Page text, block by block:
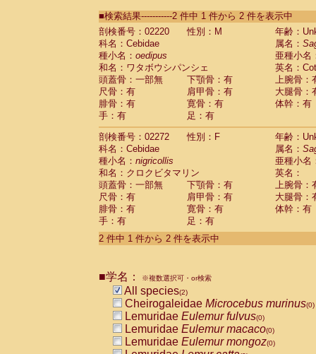
CebidaeSaguinus labiatus(0)
Cebidae Saguinus leucopus (0)
Cebidae
Cebidae
CebidaeSaguinus nigricollis (1)
Cebidae Saguinus oedipus
Cebidae Saguinus weddelli
Cebidae Saguinusspp.
Cebidae Aotus trivirgatus
Cebidae Cebus albifrons
Cebidae
CebidaeCebus capucinus
CebidaeCebus nigrivittatus
Cebidae Cebusspp.(0)
Cebidae Saimiri boliviensis
Cebidae Saimiri sciureus
Atelidae Alouatta caraya
AtelidaeAlouatta fusca
AtelidaeAlouatta seniculus
AtelidaeAteles belzebuth
AtelidaeAteles geoffroyi
AtelidaeAteles paniscus(0)
AtelidaeAtelesspp. (0)
AtelidaeLagothrix lagothricha
AtelidaeLagothrix lagothricha cana
PitheciidaeCacajao calvus
■検索結果-----------2 件中 1 件から 2 件を表示中
剖検番号：02220
性別：M
年齢：
科名：Cebidae
属名：
種小名： oedipus
亜種小名
和名：ワタボウシパンシェ
英名：
頭蓋骨：一部無
下顎骨：有
上腕骨：
尺骨：有
肩甲骨：有
大腿骨：
腓骨：有
寛骨：有
体幹：有
手：有
足：有
剖検番号：02272
性別：F
年齢：
科名：Cebidae
属名：
種小名： nigricollis
亜種小名
和名：クロクビタマリン
英名：
頭蓋骨：一部無
下顎骨：有
上腕骨：
尺骨：有
肩甲骨：有
大腿骨：
腓骨：有
寛骨：有
体幹：有
手：有
足：有
2 件中 1 件から 2 件を表示中
■学名： ※複数選択可・or検索
All species(2)
Cheirogaleidae Microcebus murinus(0)
Lemuridae Eulemur fulvus(0)
Lemuridae Eulemur macaco(0)
Lemuridae Eulemur mongoz(0)